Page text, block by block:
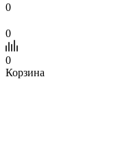
0
0
0
Корзина